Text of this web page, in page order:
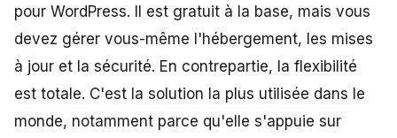
pour WordPress. Il est gratuit à la base, mais vous
devez gérer vous-même l'hébergement, les mises
à jour et la sécurité. En contrepartie, la flexibilité
est totale. C'est la solution la plus utilisée dans le
monde, notamment parce qu'elle s'appuie sur